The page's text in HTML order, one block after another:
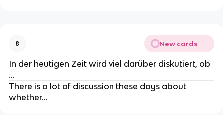
8 New cards
In der heutigen Zeit wird viel darüber diskutiert, ob
…
There is a lot of discussion these days about
whether…